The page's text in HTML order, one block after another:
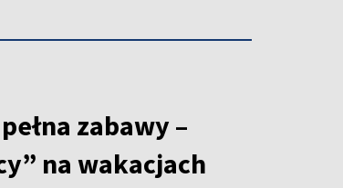
zabawy –
na wakacjach